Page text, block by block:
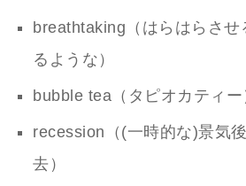
breathtaking（はらはらさせ
るような）
bubble tea（タピオカティー
recession（(一時的な)景気
去）